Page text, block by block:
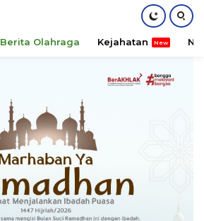
Berita Olahraga Kejahatan